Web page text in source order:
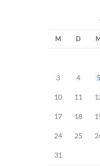
M D
3 4 5
10 11
17 18
24 25
31